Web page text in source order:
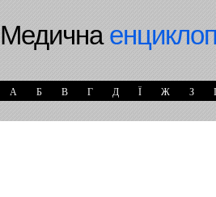
Медична
А Б В Г Д Ї Ж З І